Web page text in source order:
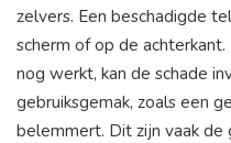
zelvers. Een beschadigde
scherm of op de
nog werkt, kan de schade
gebruiksgemak, zoals een
belemmert. Dit zijn vaak